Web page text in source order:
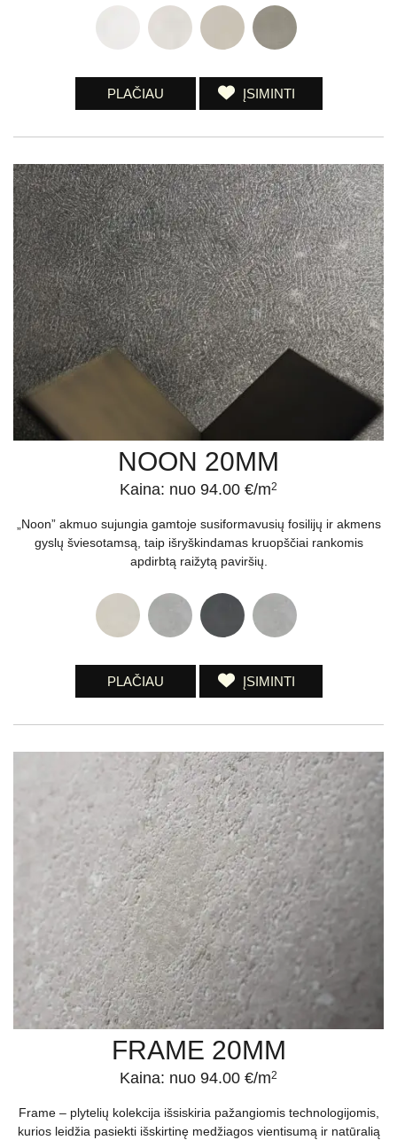
PLAČIAU ĮSIMINTI
NOON 20MM
Kaina: nuo 94.00 €/m2
„Noon” akmuo sujungia gamtoje susiformavusių fosilijų ir akmens
gyslų šviesotamsą, taip išryškindamas kruopščiai rankomis
apdirbtą raižytą paviršių.
PLAČIAU ĮSIMINTI
FRAME 20MM
Kaina: nuo 94.00 €/m2
Frame – plytelių kolekcija išsiskiria pažangiomis technologijomis,
kurios leidžia pasiekti išskirtinę medžiagos vientisumą ir natūralią